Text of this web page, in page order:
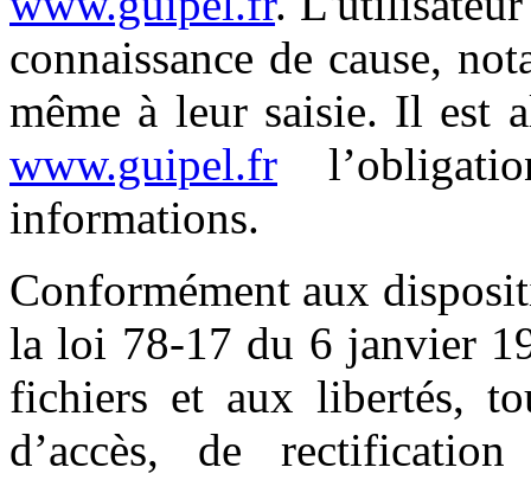
connaissance de cause,
même à leur saisie. Il est
www.guipel.fr
informations.
Conformément aux
la loi 78-17 du 6 janvier
fichiers et aux libertés,
d’accès, de